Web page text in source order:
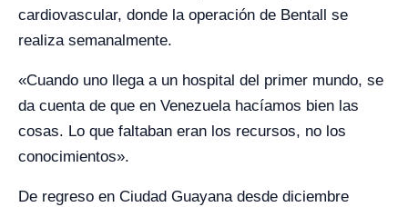
cardiovascular, donde la operación de Bentall se
realiza semanalmente.
«Cuando uno llega a un hospital del primer mundo, se
da cuenta de que en Venezuela hacíamos bien las
cosas. Lo que faltaban eran los recursos, no los
conocimientos».
De regreso en Ciudad Guayana desde diciembre